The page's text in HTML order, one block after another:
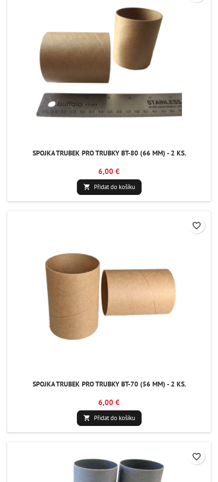
SPOJKA TRUBEK PRO TRUBKY BT-80 (66 MM) - 2 KS.
6,00 €
 Přidat do košíku
SPOJKA TRUBEK PRO TRUBKY BT-70 (56 MM) - 2 KS.
6,00 €
 Přidat do košíku
favorite_border
favorite_border